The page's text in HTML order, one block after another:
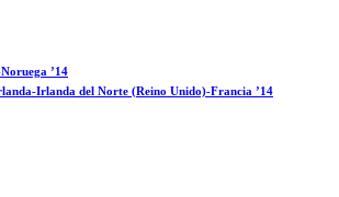
’14
Irlanda del Norte (Reino Unido)-Francia ’14